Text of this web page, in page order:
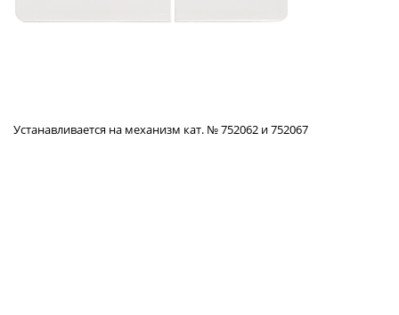
Устанавливается на механизм кат. № 752062 и 752067